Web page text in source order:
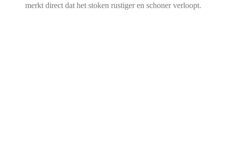
merkt direct dat het stoken rustiger en schoner verloopt.